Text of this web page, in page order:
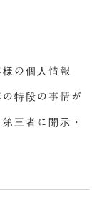
の個人情報
特段の事情が
三者に開示・